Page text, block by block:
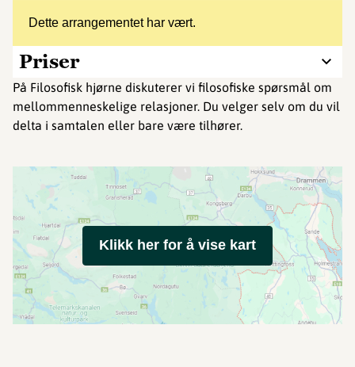
Dette arrangementet har vært.
Priser
På Filosofisk hjørne diskuterer vi filosofiske spørsmål om
mellommenneskelige relasjoner. Du velger selv om du vil
delta i samtalen eller bare være tilhører.
Klikk her for å vise kart